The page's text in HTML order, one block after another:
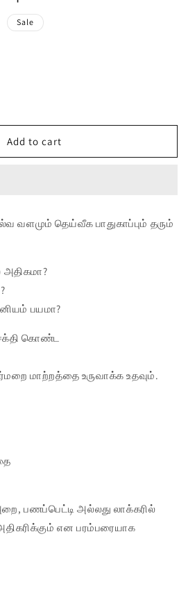
Sale
Add to cart
வளமும் தெய்வீக பாதுகாப்பும் தரும்
பயமா?
கொண்ட
மாற்றத்தை உருவாக்க உதவும்.
பணப்பெட்டி அல்லது லாக்கரில்
என பரம்பரையாக